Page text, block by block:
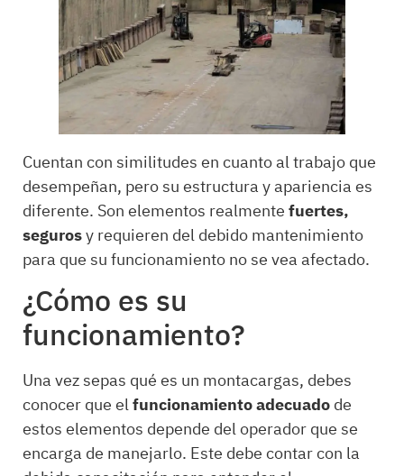
Cuentan con similitudes en cuanto al trabajo que
desempeñan, pero su estructura y apariencia es
diferente. Son elementos realmentefuertes,
segurosy requieren del debido mantenimiento
para que su funcionamiento no se vea afectado.
¿Cómo es su
funcionamiento?
Una vez sepas qué es un montacargas, debes
conocer que elfuncionamiento adecuadode
estos elementos depende del operador que se
encarga de manejarlo. Este debe contar con la